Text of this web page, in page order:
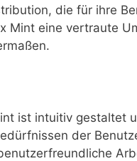
die für ihre
Mint eine vertraute
ist intuitiv gestaltet
der